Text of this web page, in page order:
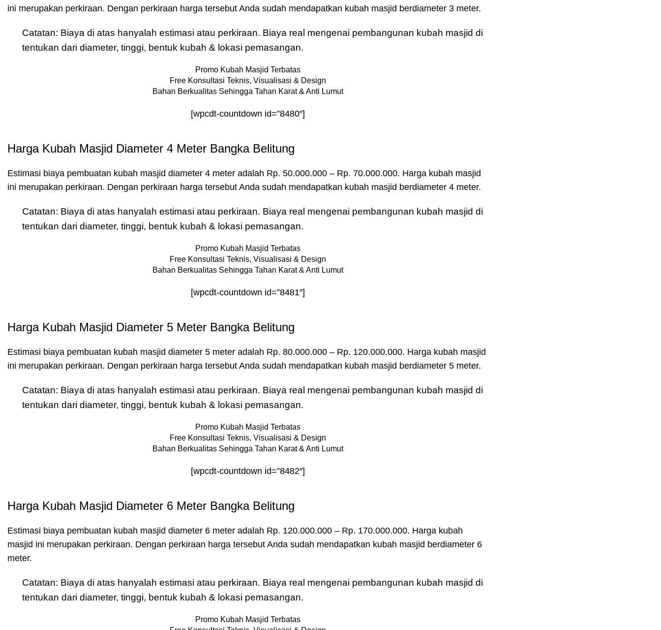
ini merupakan perkiraan. Dengan perkiraan harga tersebut Anda sudah mendapatkan kubah masjid berdiameter 3 meter.
Catatan: Biaya di atas hanyalah estimasi atau perkiraan. Biaya real mengenai pembangunan kubah masjid di
tentukan dari diameter, tinggi, bentuk kubah & lokasi pemasangan.
Promo Kubah Masjid Terbatas
Free Konsultasi Teknis, Visualisasi & Design
Bahan Berkualitas Sehingga Tahan Karat & Anti Lumut
[wpcdt-countdown id=”8480″]
Harga Kubah Masjid Diameter 4 Meter Bangka Belitung
Estimasi biaya pembuatan kubah masjid diameter 4 meter adalah Rp. 50.000.000 – Rp. 70.000.000. Harga kubah masjid
ini merupakan perkiraan. Dengan perkiraan harga tersebut Anda sudah mendapatkan kubah masjid berdiameter 4 meter.
Catatan: Biaya di atas hanyalah estimasi atau perkiraan. Biaya real mengenai pembangunan kubah masjid di
tentukan dari diameter, tinggi, bentuk kubah & lokasi pemasangan.
Promo Kubah Masjid Terbatas
Free Konsultasi Teknis, Visualisasi & Design
Bahan Berkualitas Sehingga Tahan Karat & Anti Lumut
[wpcdt-countdown id=”8481″]
Harga Kubah Masjid Diameter 5 Meter Bangka Belitung
Estimasi biaya pembuatan kubah masjid diameter 5 meter adalah Rp. 80.000.000 – Rp. 120.000.000. Harga kubah masjid
ini merupakan perkiraan. Dengan perkiraan harga tersebut Anda sudah mendapatkan kubah masjid berdiameter 5 meter.
Catatan: Biaya di atas hanyalah estimasi atau perkiraan. Biaya real mengenai pembangunan kubah masjid di
tentukan dari diameter, tinggi, bentuk kubah & lokasi pemasangan.
Promo Kubah Masjid Terbatas
Free Konsultasi Teknis, Visualisasi & Design
Bahan Berkualitas Sehingga Tahan Karat & Anti Lumut
[wpcdt-countdown id=”8482″]
Harga Kubah Masjid Diameter 6 Meter Bangka Belitung
Estimasi biaya pembuatan kubah masjid diameter 6 meter adalah Rp. 120.000.000 – Rp. 170.000.000. Harga kubah
masjid ini merupakan perkiraan. Dengan perkiraan harga tersebut Anda sudah mendapatkan kubah masjid berdiameter 6
meter.
Catatan: Biaya di atas hanyalah estimasi atau perkiraan. Biaya real mengenai pembangunan kubah masjid di
tentukan dari diameter, tinggi, bentuk kubah & lokasi pemasangan.
Promo Kubah Masjid Terbatas